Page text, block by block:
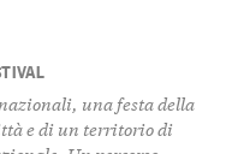
una festa della
e di un territorio di